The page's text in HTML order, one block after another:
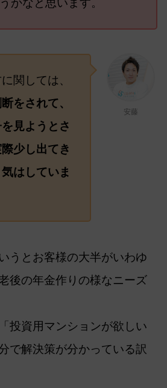
かなと思います。
安藤
関しては、
をされて、
見ようとさ
少し出てき
はしていま
うとお客様の大半がいわゆ
後の年金作りの様なニーズ
投資用マンションが欲しい
で解決策が分かっている訳